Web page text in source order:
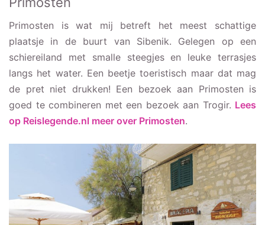
Primosten is wat mij betreft het meest schattige
plaatsje in de buurt van Sibenik. Gelegen op een
schiereiland met smalle steegjes en leuke terrasjes
langs het water. Een beetje toeristisch maar dat mag
de pret niet drukken! Een bezoek aan Primosten is
goed te combineren met een bezoek aan Trogir. Lees
op Reislegende.nl meer over Primosten.